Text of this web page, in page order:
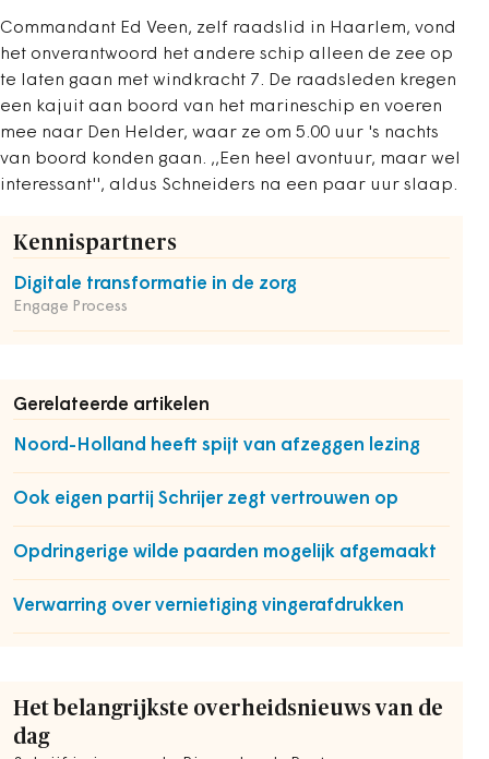
Commandant Ed Veen, zelf raadslid in Haarlem, vond
het onverantwoord het andere schip alleen de zee op
te laten gaan met windkracht 7. De raadsleden kregen
een kajuit aan boord van het marineschip en voeren
mee naar Den Helder, waar ze om 5.00 uur 's nachts
van boord konden gaan. ,,Een heel avontuur, maar wel
interessant'', aldus Schneiders na een paar uur slaap.
Kennispartners
Digitale transformatie in de zorg
Engage Process
Gerelateerde artikelen
Noord-Holland heeft spijt van afzeggen lezing
Ook eigen partij Schrijer zegt vertrouwen op
Opdringerige wilde paarden mogelijk afgemaakt
Verwarring over vernietiging vingerafdrukken
Het belangrijkste overheidsnieuws van de
dag